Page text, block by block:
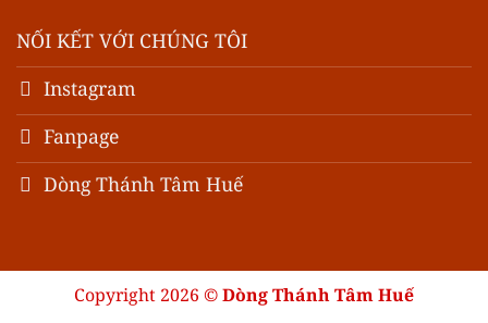
NỐI KẾT VỚI CHÚNG TÔI
Instagram
Fanpage
Dòng Thánh Tâm Huế
Copyright 2026 ©Dòng Thánh Tâm Huế